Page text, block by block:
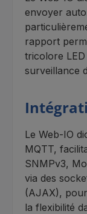
envoyer
rapport
tricolore
surveillance
Le Web-IO
MQTT,
SNMPv3,
via des
(AJAX),
la flexibilité